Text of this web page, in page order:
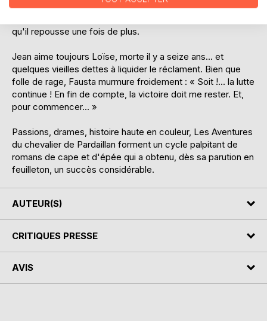
face à face avec Fausta. Vivant ! Bouleversée, Fausta fait
qu'il repousse une fois de plus.
Jean aime toujours Loïse, morte il y a seize ans... et
quelques vieilles dettes à liquider le réclament. Bien que
folle de rage, Fausta murmure froidement : « Soit !... la lutte
continue ! En fin de compte, la victoire doit me rester. Et,
pour commencer... »
Passions, drames, histoire haute en couleur, Les Aventures
du chevalier de Pardaillan forment un cycle palpitant de
romans de cape et d'épée qui a obtenu, dès sa parution en
feuilleton, un succès considérable.
AUTEUR(S)
CRITIQUES PRESSE
AVIS